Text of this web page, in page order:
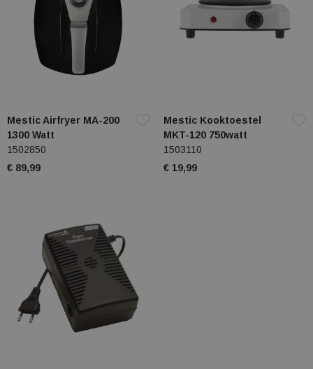
Mestic Airfryer MA-200
1300 Watt
1502850
€ 89,99
Mestic Kooktoestel
MKT-120 750watt
1503110
€ 19,99